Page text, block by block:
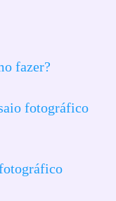
fazer?
fotográfico